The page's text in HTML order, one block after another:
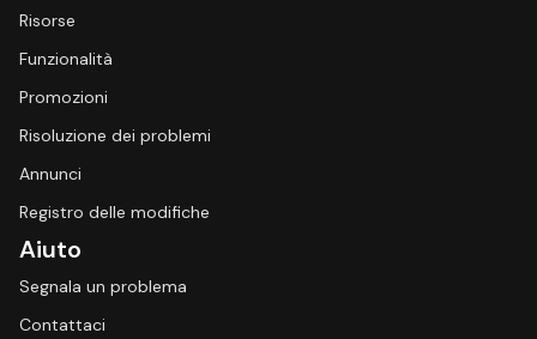
Risorse
Funzionalità
Promozioni
Risoluzione dei problemi
Annunci
Registro delle modifiche
Aiuto
Segnala un problema
Contattaci